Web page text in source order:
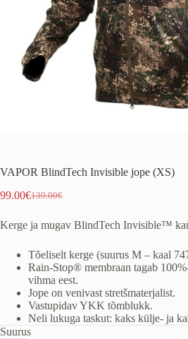
VAPOR BlindTech Invisible jope (XS)
139.00€
Algne
oli:
99.00€Praegune
on:
Kerge ja mugav BlindTech Invisible™
Tõeliselt kerge (suurus M – kaal
Rain-Stop® membraan tagab
vihma eest.
Jope on venivast stretšmaterjalist.
Vastupidav YKK tõmblukk.
Neli lukuga taskut: kaks külje- ja
Suurus